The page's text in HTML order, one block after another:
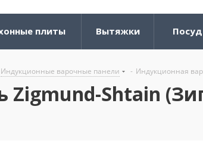
плиты Вытяжки
Индукционные варочные панели - Индукционная
Zigmund-Shtain